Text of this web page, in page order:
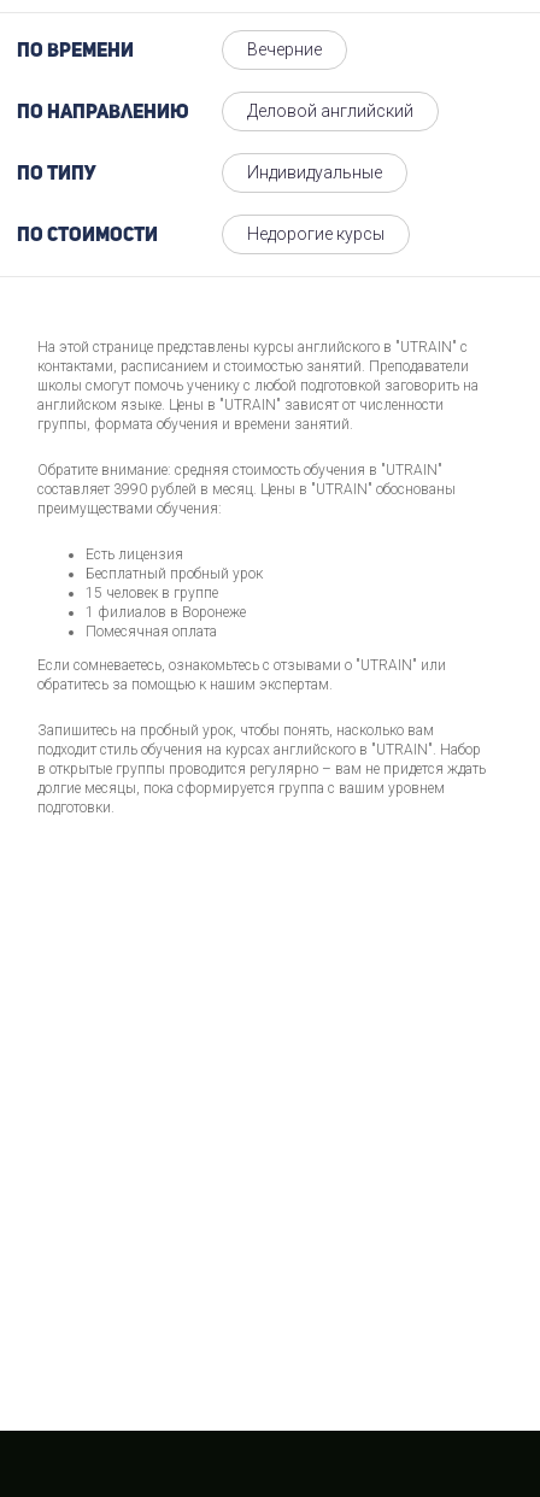
На этой странице представлены курсы английского в "UTRAIN" с
контактами, расписанием и стоимостью занятий. Преподаватели
школы смогут помочь ученику с любой подготовкой заговорить на
английском языке. Цены в "UTRAIN" зависят от численности
группы, формата обучения и времени занятий.
Обратите внимание: средняя стоимость обучения в "UTRAIN"
составляет 3990 рублей в месяц. Цены в "UTRAIN" обоснованы
преимуществами обучения:
Есть лицензия
Бесплатный пробный урок
15 человек в группе
1 филиалов в Воронеже
Помесячная оплата
Если сомневаетесь, ознакомьтесь с отзывами о "UTRAIN" или
обратитесь за помощью к нашим экспертам.
Запишитесь на пробный урок, чтобы понять, насколько вам
подходит стиль обучения на курсах английского в "UTRAIN". Набор
в открытые группы проводится регулярно – вам не придется ждать
долгие месяцы, пока сформируется группа с вашим уровнем
подготовки.
По времени Вечерние
По направлению Деловой английский
По типу Индивидуальные
По стоимости Недорогие курсы